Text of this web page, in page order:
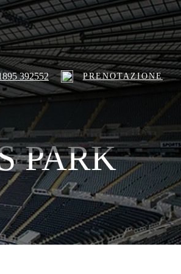
392552 PRENOTAZIONE
PARK